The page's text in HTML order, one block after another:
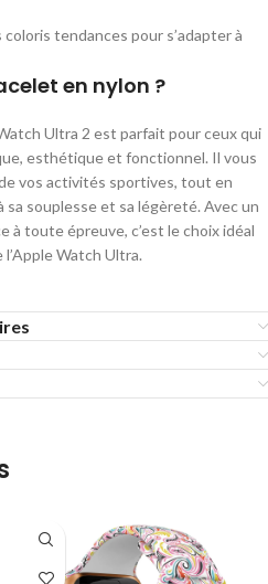
coloris tendances pour s’adapter à
en nylon ?
Ultra 2 est parfait pour ceux qui
esthétique et fonctionnel. Il vous
vos activités sportives, tout en
souplesse et sa légèreté. Avec un
à toute épreuve, c’est le choix idéal
Watch Ultra.